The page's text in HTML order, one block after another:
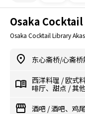
Osaka
Osaka Cocktail Library
东心斋桥/心斋桥
西洋料理 /欧式
啡厅、甜点 /其
酒吧 /酒吧、鸡